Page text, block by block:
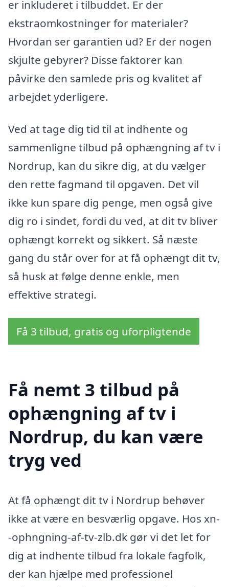
er inkluderet i tilbuddet. Er der
ekstraomkostninger for materialer?
Hvordan ser garantien ud? Er der nogen
skjulte gebyrer? Disse faktorer kan
påvirke den samlede pris og kvalitet af
arbejdet yderligere.
Ved at tage dig tid til at indhente og
sammenligne tilbud på ophængning af tv i
Nordrup, kan du sikre dig, at du vælger
den rette fagmand til opgaven. Det vil
ikke kun spare dig penge, men også give
dig ro i sindet, fordi du ved, at dit tv bliver
ophængt korrekt og sikkert. Så næste
gang du står over for at få ophængt dit tv,
så husk at følge denne enkle, men
effektive strategi.
Få 3 tilbud, gratis og uforpligtende
Få nemt 3 tilbud på
ophængning af tv i
Nordrup, du kan være
tryg ved
At få ophængt dit tv i Nordrup behøver
ikke at være en besværlig opgave. Hos xn-
-ophngning-af-tv-zlb.dk gør vi det let for
dig at indhente tilbud fra lokale fagfolk,
der kan hjælpe med professionel